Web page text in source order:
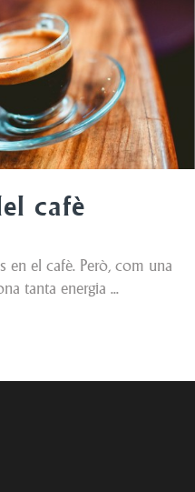
cafè
en el cafè. Però, com una
tanta energia ...